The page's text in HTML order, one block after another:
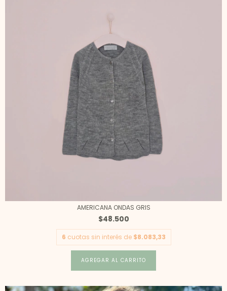
AMERICANA ONDAS GRIS
$48.500
6 cuotas sin interés de $8.083,33
AGREGAR AL CARRITO